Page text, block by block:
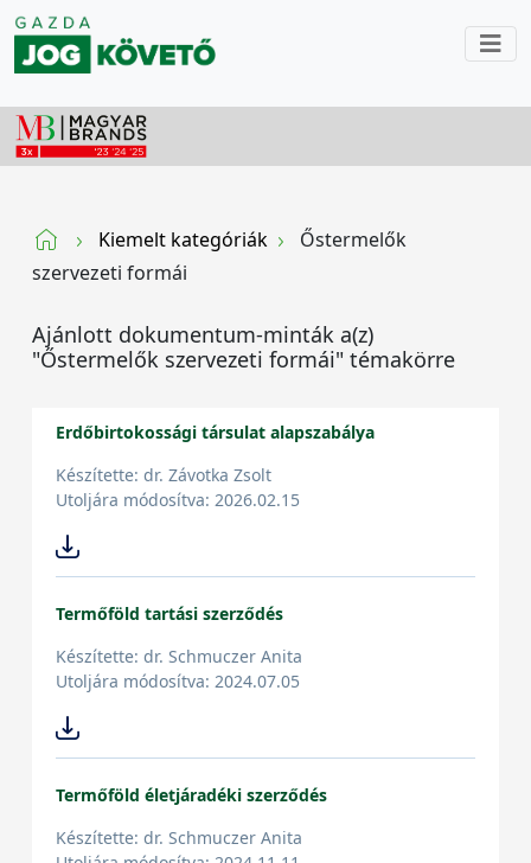
Kiemelt kategóriák
Őstermelők
szervezeti formái
Ajánlott dokumentum-minták a(z)
"Őstermelők szervezeti formái" témakörre
Erdőbirtokossági társulat alapszabálya
Készítette: dr. Závotka Zsolt
Utoljára módosítva: 2026.02.15
Termőföld tartási szerződés
Készítette: dr. Schmuczer Anita
Utoljára módosítva: 2024.07.05
Termőföld életjáradéki szerződés
Készítette: dr. Schmuczer Anita